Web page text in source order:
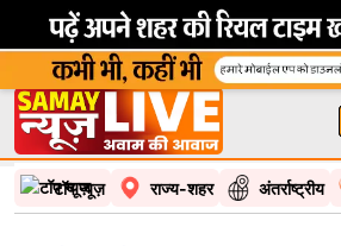
टॉप न्यूज़ राज्य-शहर अंतर्राष्ट्रीय